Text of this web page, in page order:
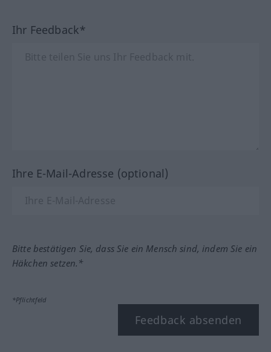
Ihr Feedback*
Ihre E-Mail-Adresse (optional)
Bitte bestätigen Sie, dass Sie ein Mensch sind, indem Sie ein
Häkchen setzen.*
*Pflichtfeld
Feedback absenden